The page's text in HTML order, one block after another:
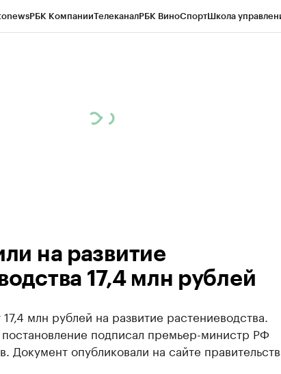
РБК КомпанииТелеканалРБК ВиноСпортШкола
на развитие
17,4 млн рублей
млн рублей на развитие растениеводства.
подписал премьер-министр РФ
Документ опубликовали на сайте